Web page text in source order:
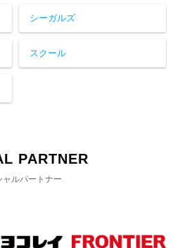
シーガルズ
スクール
PARTNER
ャルパートナー